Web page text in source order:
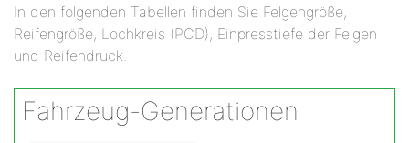
In den folgenden Tabellen finden Sie Felgengröße,
Reifengröße, Lochkreis (PCD), Einpresstiefe der Felgen
und Reifendruck.
Fahrzeug-Generationen